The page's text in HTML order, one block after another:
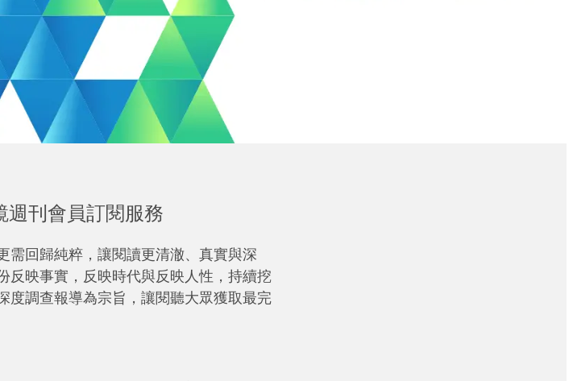
週刊會員訂閱服務
需回歸純粹，讓閱讀更清澈、真實與深
反映事實，反映時代與反映人性，持續挖
度調查報導為宗旨，讓閱聽大眾獲取最完